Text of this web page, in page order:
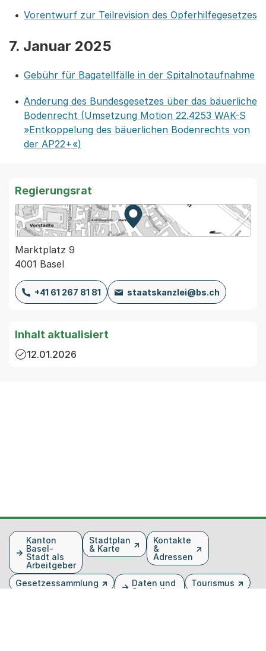
Vorentwurf zur Teilrevision des Opferhilfegesetzes
7. Januar 2025
Gebühr für Bagatellfälle in der Spitalnotaufnahme
Änderung des Bundesgesetzes über das bäuerliche
Bodenrecht (Umsetzung Motion 22.4253 WAK-S
»Entkoppelung des bäuerlichen Bodenrechts von
der AP22+«)
Regierungsrat
Zur Karte von MapBS.
Externer Link, wird in einem
Marktplatz 9
4001 Basel
+41 61 267 81 81 staatskanzlei@bs.ch
Inhalt aktualisiert
12.01.2026
FusszeileKanton
Basel-
Stadt als
Arbeitgeber
Stadtplan
& Karte
Kontakte
&
Adressen
Gesetzessammlung
Daten und
Statistiken
Tourismus